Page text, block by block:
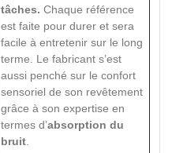
tâches. Chaque référence
est faite pour durer et sera
facile à entretenir sur le long
terme. Le fabricant s’est
aussi penché sur le confort
sensoriel de son revêtement
grâce à son expertise en
termes d’absorption du
bruit